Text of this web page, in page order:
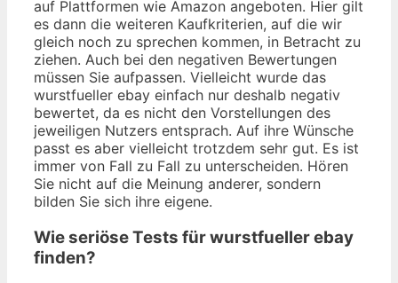
auf Plattformen wie Amazon angeboten. Hier gilt
es dann die weiteren Kaufkriterien, auf die wir
gleich noch zu sprechen kommen, in Betracht zu
ziehen. Auch bei den negativen Bewertungen
müssen Sie aufpassen. Vielleicht wurde das
wurstfueller ebay einfach nur deshalb negativ
bewertet, da es nicht den Vorstellungen des
jeweiligen Nutzers entsprach. Auf ihre Wünsche
passt es aber vielleicht trotzdem sehr gut. Es ist
immer von Fall zu Fall zu unterscheiden. Hören
Sie nicht auf die Meinung anderer, sondern
bilden Sie sich ihre eigene.
Wie seriöse Tests für wurstfueller ebay
finden?